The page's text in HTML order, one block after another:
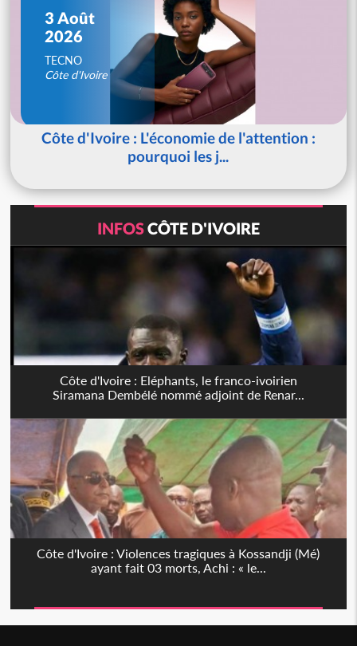
3 Août
2026
TECNO
Côte d'Ivoire
Côte d'Ivoire : L'économie de l'attention :
pourquoi les j...
INFOSCÔTE D'IVOIRE
Côte d'Ivoire : Eléphants, le franco-ivoirien
Siramana Dembélé nommé adjoint de Renar...
Côte d'Ivoire : Violences tragiques à Kossandji (Mé)
ayant fait 03 morts, Achi : « le...